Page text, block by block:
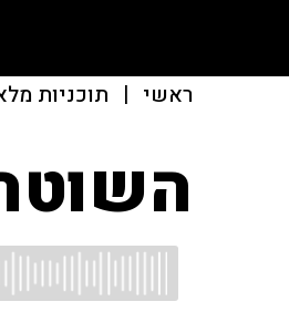
ראשי | תוכניות